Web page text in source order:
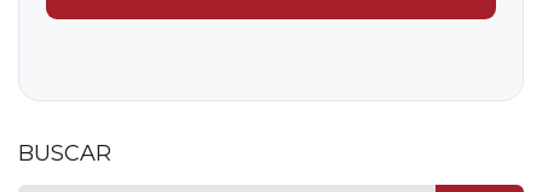
BUSCAR